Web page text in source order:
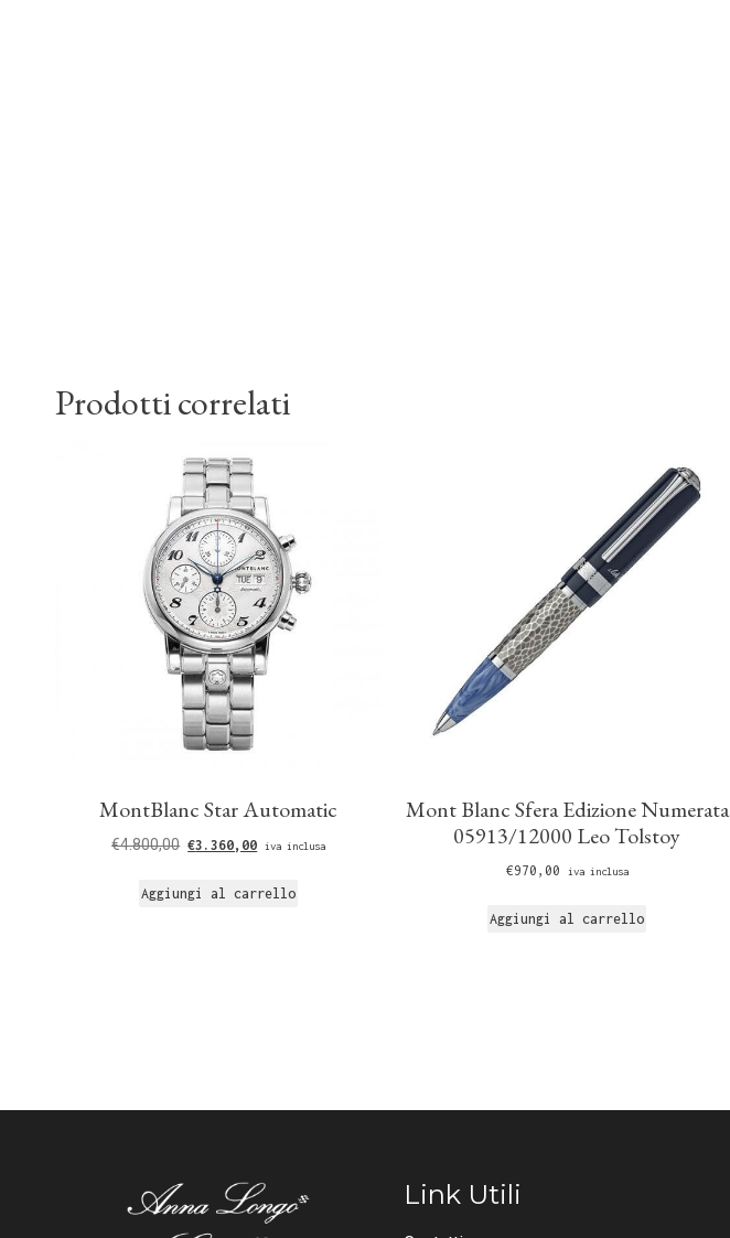
Prodotti correlati
MontBlanc Star Automatic
€4.800,00 €3.360,00 iva inclusa
Aggiungi al carrello
Mont Blanc Sfera Edizione Numerata
05913/12000 Leo Tolstoy
€970,00 iva inclusa
Aggiungi al carrello
Link Utili